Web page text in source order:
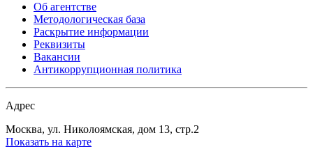
Об агентстве
Методологическая база
Раскрытие информации
Реквизиты
Вакансии
Антикоррупционная политика
Адрес
Москва, ул. Николоямская, дом 13, стр.2
Показать на карте